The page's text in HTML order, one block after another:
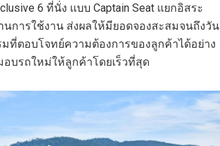
6 ที่นั่ง แบบ Captain Seat แยกอิสระ
การใช้งาน ส่งผลให้มียอดจองสะสมจนถึงวัน
ที่ตอบโจทย์ความต้องการของลูกค้าได้อย่าง
อบรถใหม่ให้ลูกค้าโดยเร็วที่สุด